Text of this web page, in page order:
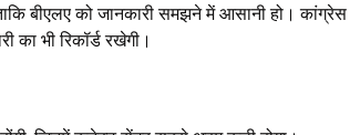
बीएलए को जानकारी समझने में आसानी हो। कांग्रेस
भी रिकॉर्ड रखेगी।